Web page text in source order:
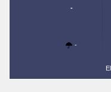
-
-